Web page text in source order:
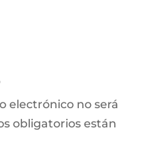
electrónico no será
obligatorios están